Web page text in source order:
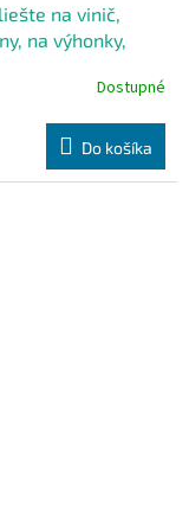
na vinič,
na výhonky,
Dostupné
Do košíka